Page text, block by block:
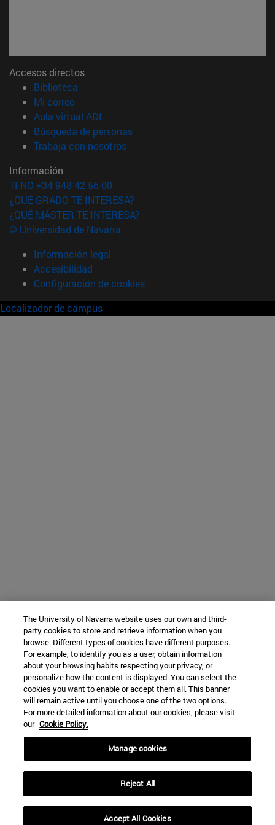
Accesos directos
Biblioteca
Mi correo(abre en nueva ventana)
Aula virtual ADI
Búsqueda de personas(abre en nueva ventana)
Trabaja con nosotros(abre en nueva ventana)
Información
TFNO +34 948 42 56 00
¿QUÉ GRADO TE INTERESA?
¿QUÉ MÁSTER TE INTERESA?
© Universidad de Navarra
Información legal
Accesibilidad
Configuración de cookies
Localizador de campus
The University of Navarra website uses our own and third-
party cookies to store and retrieve information when you
browse. Different types of cookies have different purposes.
For example, to identify you as a user, obtain information
about your browsing habits respecting your privacy, or
personalize how the content is displayed. You can select the
cookies you want to enable or accept them all. This banner
will remain active until you choose one of the two options.
For more detailed information about our cookies, please visit
our Cookie Policy.
Manage cookies
Reject All
Accept All Cookies